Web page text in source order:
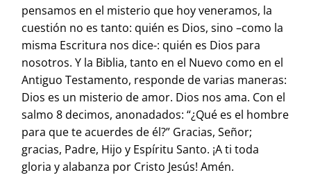
pensamos en el misterio que hoy veneramos, la
cuestión no es tanto: quién es Dios, sino –como la
misma Escritura nos dice-: quién es Dios para
nosotros. Y la Biblia, tanto en el Nuevo como en el
Antiguo Testamento, responde de varias maneras:
Dios es un misterio de amor. Dios nos ama. Con el
salmo 8 decimos, anonadados: “¿Qué es el hombre
para que te acuerdes de él?” Gracias, Señor;
gracias, Padre, Hijo y Espíritu Santo. ¡A ti toda
gloria y alabanza por Cristo Jesús! Amén.